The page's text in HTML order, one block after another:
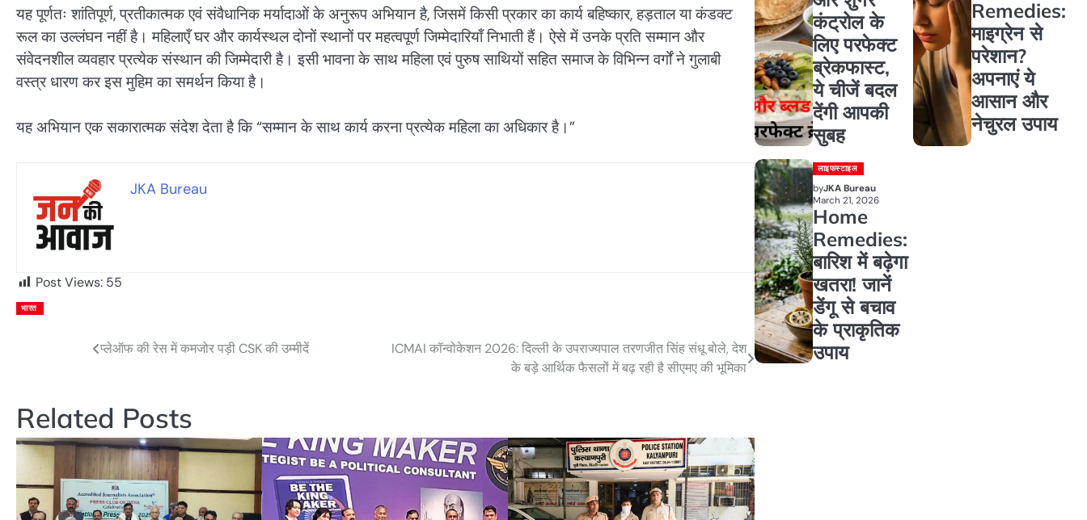
यह पूर्णतः शांतिपूर्ण, प्रतीकात्मक एवं संवैधानिक मर्यादाओं के अनुरूप अभियान है, जिसमें किसी प्रकार का कार्य बहिष्कार, हड़ताल या कंडक्ट
रूल का उल्लंघन नहीं है। महिलाएँ घर और कार्यस्थल दोनों स्थानों पर महत्वपूर्ण जिम्मेदारियाँ निभाती हैं। ऐसे में उनके प्रति सम्मान और
संवेदनशील व्यवहार प्रत्येक संस्थान की जिम्मेदारी है। इसी भावना के साथ महिला एवं पुरुष साथियों सहित समाज के विभिन्न वर्गों ने गुलाबी
वस्त्र धारण कर इस मुहिम का समर्थन किया है।
यह अभियान एक सकारात्मक संदेश देता है कि “सम्मान के साथ कार्य करना प्रत्येक महिला का अधिकार है।”
JKA Bureau
Post Views: 55
भारत
प्लेऑफ की रेस में कमजोर पड़ी CSK की उम्मीदें
ICMAI कॉन्वोकेशन 2026: दिल्ली के उपराज्यपाल तरणजीत सिंह संधू बोले, देश
के बड़े आर्थिक फैसलों में बढ़ रही है सीएमए की भूमिका
Related Posts
कंट्रोल के
लिए परफेक्ट
ब्रेकफास्ट,
ये चीजें बदल
देंगी आपकी
सुबह
Remedies:
माइग्रेन से
परेशान?
अपनाएं ये
आसान और
नेचुरल उपाय
लाइफस्टाइल
byJKA Bureau
March 21, 2026
Home
Remedies:
बारिश में बढ़ेगा
खतरा! जानें
डेंगू से बचाव
के प्राकृतिक
उपाय